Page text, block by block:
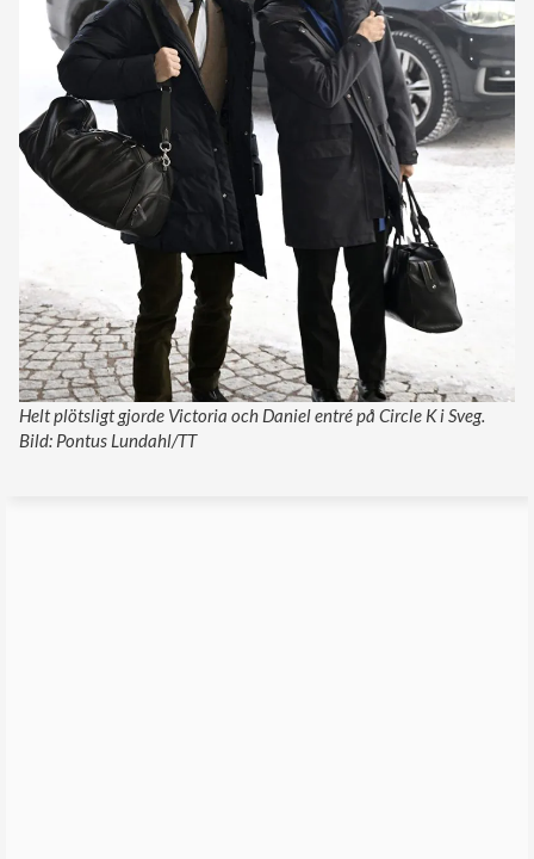
Helt plötsligt gjorde Victoria och Daniel entré på Circle K i Sveg.
Bild: Pontus Lundahl/TT